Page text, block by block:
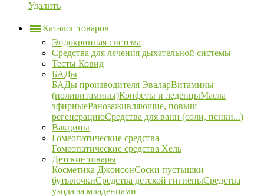
Удалить
Каталог товаров
Эндокринная система
Средства для лечения дыхательной системы
Тесты Ковид
БАДы
БАДы производителя ЭваларВитамины
(поливитамины)Конфеты и леденцыМасла
эфирныеРанозаживляющие, повыш
регенерациюСредства для ванн (соли, пенки...)
Вакцины
Гомеопатические средства
Гомеопатические средства Хель
Детские товары
Косметика ДжонсонСоски пустышки
бутылочкиСредства детской гигиеныСредства
ухода за младенцами